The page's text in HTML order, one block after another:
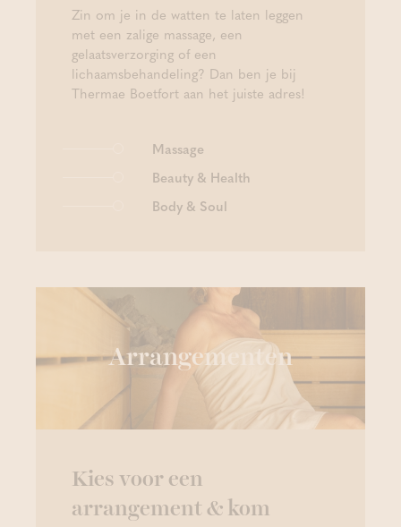
Zin om je in de watten te laten leggen
met een zalige massage, een
gelaatsverzorging of een
lichaamsbehandeling? Dan ben je bij
Thermae Boetfort aan het juiste adres!
Massage
Beauty & Health
Body & Soul
Arrangementen
Kies voor een
arrangement & kom